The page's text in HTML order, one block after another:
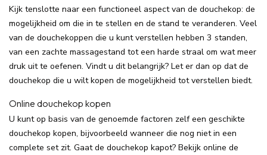
Kijk tenslotte naar een functioneel aspect van de douchekop: de
mogelijkheid om die in te stellen en de stand te veranderen. Veel
van de douchekoppen die u kunt verstellen hebben 3 standen,
van een zachte massagestand tot een harde straal om wat meer
druk uit te oefenen. Vindt u dit belangrijk? Let er dan op dat de
douchekop die u wilt kopen de mogelijkheid tot verstellen biedt.
Online douchekop kopen
U kunt op basis van de genoemde factoren zelf een geschikte
douchekop kopen, bijvoorbeeld wanneer die nog niet in een
complete set zit. Gaat de douchekop kapot? Bekijk online de